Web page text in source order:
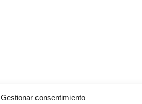
Gestionar consentimiento